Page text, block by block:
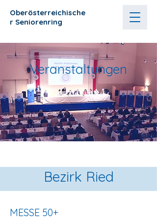
Oberösterreichische
r Seniorenring
Veranstaltungen
Bezirk Ried
MESSE 50+